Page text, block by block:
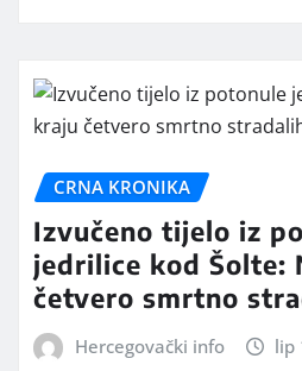
CRNA KRONIKA
Izvučeno tijelo iz
jedrilice kod Šolte:
četvero smrtno
Hercegovački info lip